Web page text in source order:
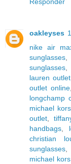
oakleyses
nike air
sunglasses
sunglasses
lauren outlet
outlet online
longchamp
michael
outlet ,
handbags
christian
sunglasses
michael